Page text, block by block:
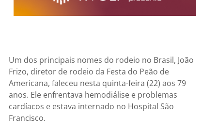
Um dos principais nomes do rodeio no Brasil, João
Frizo, diretor de rodeio da Festa do Peão de
Americana, faleceu nesta quinta-feira (22) aos 79
anos. Ele enfrentava hemodiálise e problemas
cardíacos e estava internado no Hospital São
Francisco.